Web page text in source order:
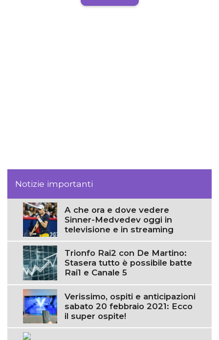
Notizie importanti
A che ora e dove vedere
Sinner-Medvedev oggi in
televisione e in streaming
Trionfo Rai2 con De Martino:
Stasera tutto è possibile batte
Rai1 e Canale 5
Verissimo, ospiti e anticipazioni
sabato 20 febbraio 2021: Ecco
il super ospite!